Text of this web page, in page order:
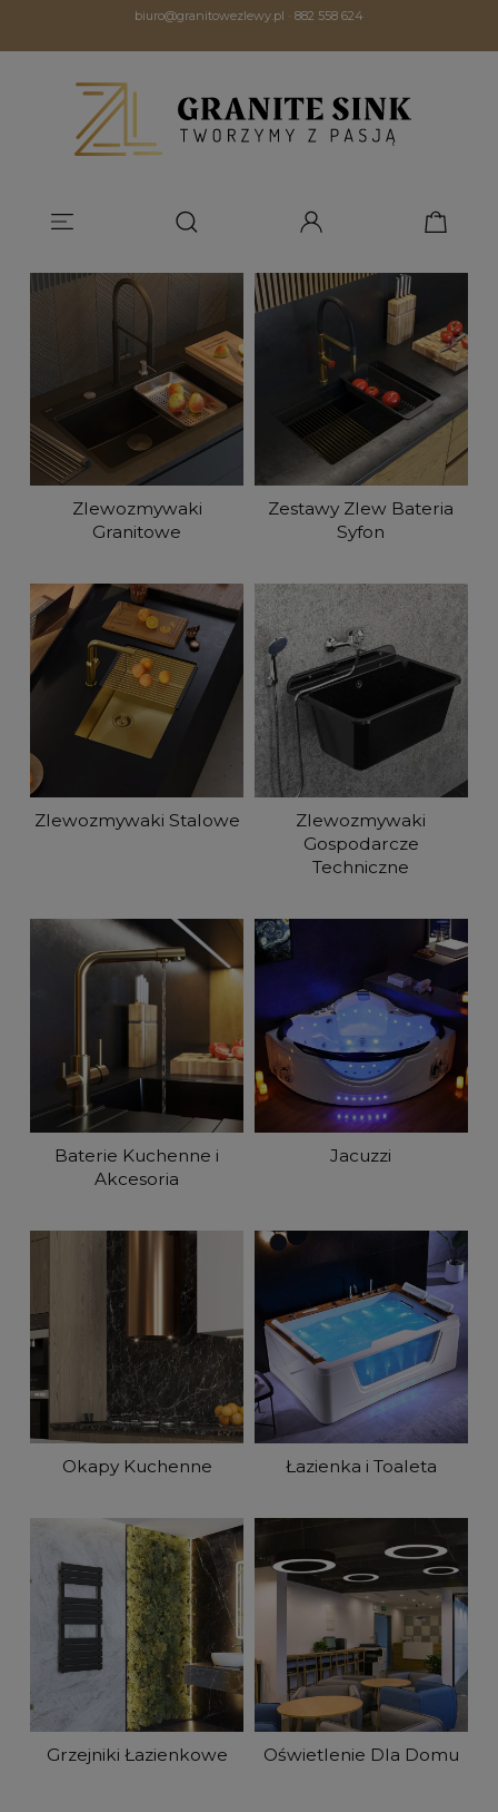
biuro@granitowezlewy.pl · 882 558 624
Zlewozmywaki
Granitowe
Zestawy Zlew Bateria
Syfon
Zlewozmywaki Stalowe
Zlewozmywaki
Gospodarcze
Techniczne
Baterie Kuchenne i
Akcesoria
Jacuzzi
Okapy Kuchenne Łazienka i Toaleta
Grzejniki Łazienkowe Oświetlenie Dla Domu